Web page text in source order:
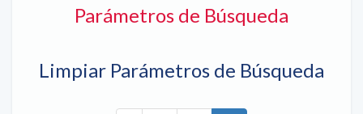
Parámetros de Búsqueda
Limpiar Parámetros de Búsqueda